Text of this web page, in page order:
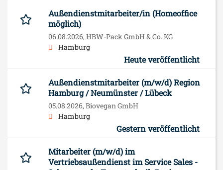
Außendienstmitarbeiter/in (Homeoffice
möglich)
06.08.2026, HBW-Pack GmbH & Co. KG
Hamburg
Heute veröffentlicht
Außendienstmitarbeiter (m/w/d) Region
Hamburg / Neumünster / Lübeck
05.08.2026, Biovegan GmbH
Hamburg
Gestern veröffentlicht
Mitarbeiter (m/w/d) im
Vertriebsaußendienst im Service Sales -